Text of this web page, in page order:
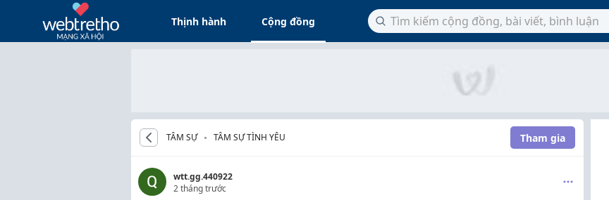
Thịnh hành Cộng đồng
TÂM SỰ TÂM SỰ TÌNH YÊU Tham gia
wtt.gg.440922
2 tháng trước